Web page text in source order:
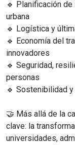
🔹 Planificación
urbana
🔹 Logística y
🔹 Economía del
innovadores
🔹 Seguridad,
personas
🔹 Sostenibilidad
🤝 Más allá de la
clave: la
universidades,